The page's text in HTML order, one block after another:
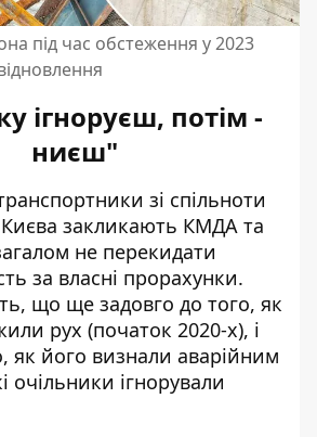
під час обстеження у 2023
ігноруєш, потім -
ниєш"
зі спільноти
закликають КМДА та
не перекидати
за власні прорахунки.
що ще задовго до того, як
рух (початок 2020-х), і
як його визнали аварійним
очільники ігнорували